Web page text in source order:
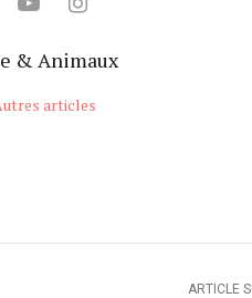
& Animaux
articles
ARTICLE